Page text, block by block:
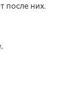
после них.
,